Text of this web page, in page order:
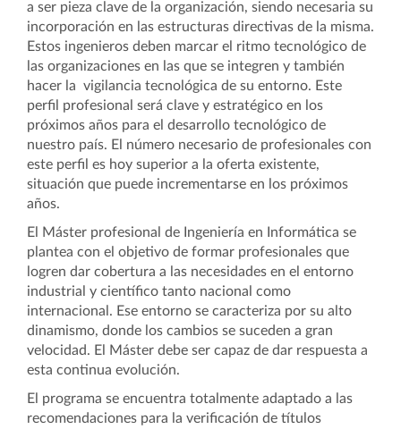
a ser pieza clave de la organización, siendo necesaria su
incorporación en las estructuras directivas de la misma.
Estos ingenieros deben marcar el ritmo tecnológico de
las organizaciones en las que se integren y también
hacer la vigilancia tecnológica de su entorno. Este
perfil profesional será clave y estratégico en los
próximos años para el desarrollo tecnológico de
nuestro país. El número necesario de profesionales con
este perfil es hoy superior a la oferta existente,
situación que puede incrementarse en los próximos
años.
El Máster profesional de Ingeniería en Informática se
plantea con el objetivo de formar profesionales que
logren dar cobertura a las necesidades en el entorno
industrial y científico tanto nacional como
internacional. Ese entorno se caracteriza por su alto
dinamismo, donde los cambios se suceden a gran
velocidad. El Máster debe ser capaz de dar respuesta a
esta continua evolución.
El programa se encuentra totalmente adaptado a las
recomendaciones para la verificación de títulos